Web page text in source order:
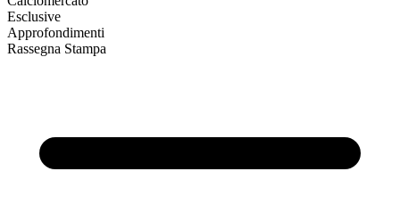
Esclusive
Approfondimenti
Rassegna Stampa